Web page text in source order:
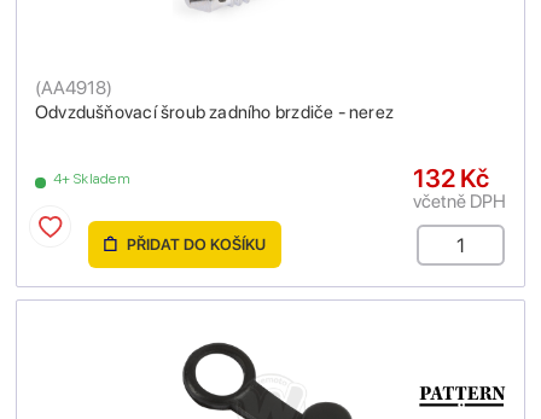
Odvzdušňovací šroub zadního brzdiče - nerez
(AA4918)
4+ Skladem 132 Kč
včetně DPH
PŘIDAT DO KOŠÍKU